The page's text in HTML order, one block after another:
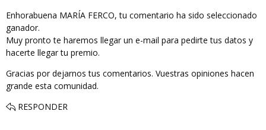
Enhorabuena MARÍA FERCO, tu comentario ha sido seleccionado
ganador.
Muy pronto te haremos llegar un e-mail para pedirte tus datos y
hacerte llegar tu premio.
Gracias por dejarnos tus comentarios. Vuestras opiniones hacen
grande esta comunidad.
RESPONDER